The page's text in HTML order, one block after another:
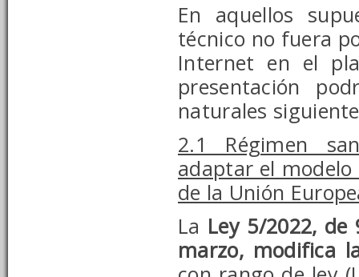
En aquellos
técnico no fuera
Internet en el
presentación
naturales
2.1 Régimen
adaptar el modelo
de la Unión
La Ley 5/2022,
marzo, modifica